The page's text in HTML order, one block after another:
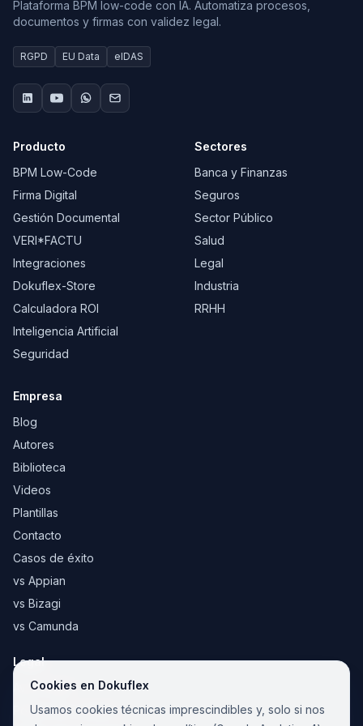
Plataforma BPM low-code con IA. Automatiza procesos,
documentos y firmas con validez legal.
RGPD EU Data eIDAS
Producto
BPM Low-Code
Firma Digital
Gestión Documental
VERI*FACTU
Integraciones
Dokuflex-Store
Calculadora ROI
Inteligencia Artificial
Seguridad
Sectores
Banca y Finanzas
Seguros
Sector Público
Salud
Legal
Industria
RRHH
Empresa
Blog
Autores
Biblioteca
Videos
Plantillas
Contacto
Casos de éxito
vs Appian
vs Bizagi
vs Camunda
Legal
Aviso legal
Política de cookies
Cookies en Dokuflex
Usamos cookies técnicas imprescindibles y, solo si nos